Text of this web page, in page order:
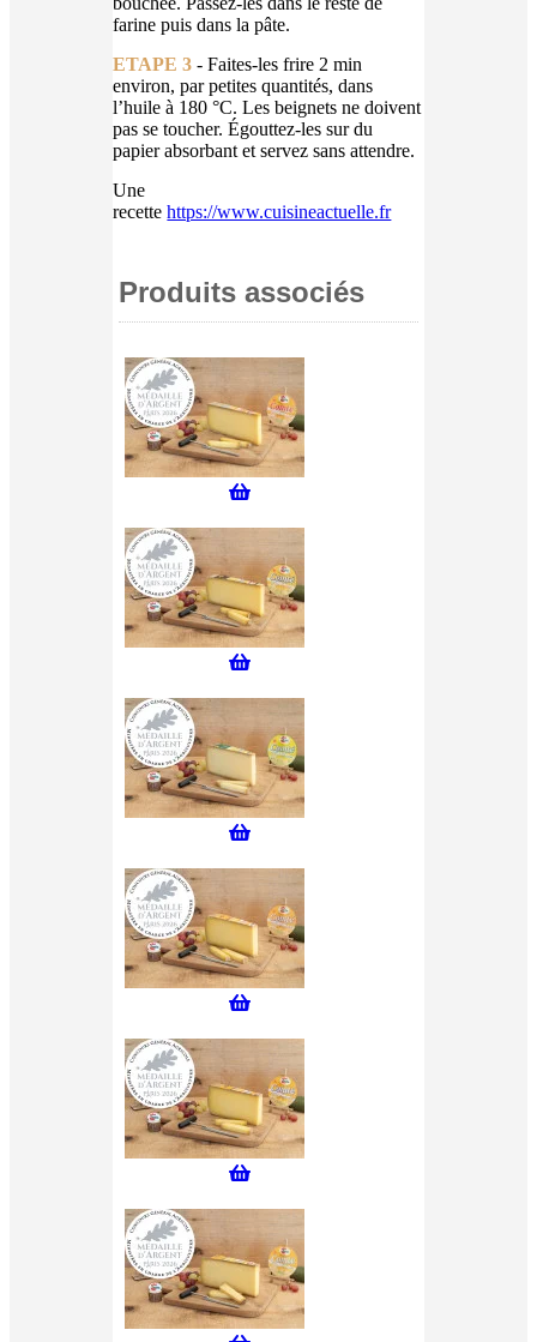
farine puis dans la pâte.
ETAPE 3 - Faites-les frire 2 min
environ, par petites quantités, dans
l’huile à 180 °C. Les beignets ne doivent
pas se toucher. Égouttez-les sur du
papier absorbant et servez sans attendre.
Une
recettehttps://www.cuisineactuelle.fr
Produits associés